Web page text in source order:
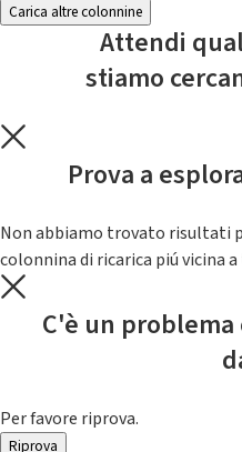
Carica altre colonnine
Attendi
stiamo
Prova a
Non abbiamo trovato risultati
colonnina di ricarica piú vicina
C'è un
Per favore riprova.
Riprova